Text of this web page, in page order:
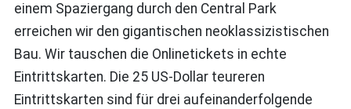
einem Spaziergang durch den Central Park
erreichen wir den gigantischen neoklassizistischen
Bau. Wir tauschen die Onlinetickets in echte
Eintrittskarten. Die 25 US-Dollar teureren
Eintrittskarten sind für drei aufeinanderfolgende